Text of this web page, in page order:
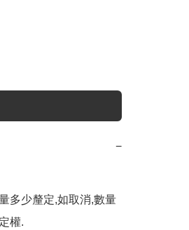
−
多少釐定,如取消,數量
權.